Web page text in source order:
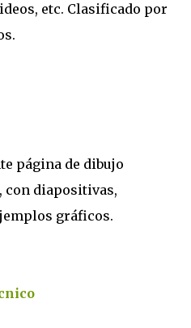
etc. Clasificado por
página de dibujo
con diapositivas,
gráficos.